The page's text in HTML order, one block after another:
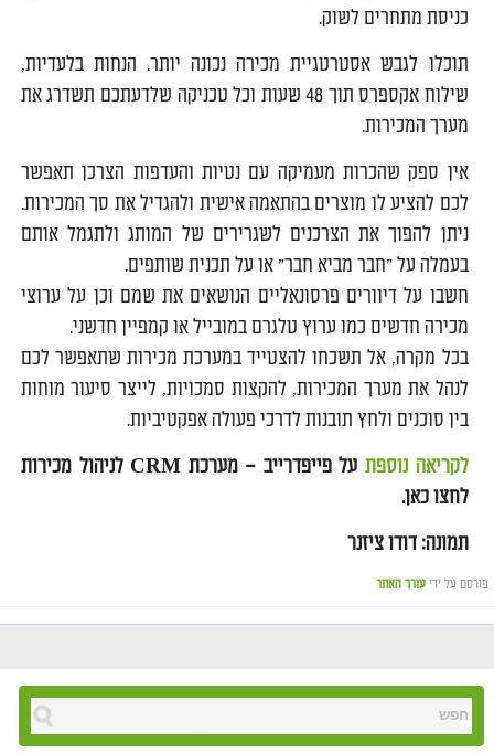
כניסת מתחרים לשוק.
תוכלו לגבש אסטרטגיית מכירה נכונה יותר. הנחות בלעדיות,
שילוח אקספרס תוך 48 שעות וכל טכניקה שלדעתכם תשדרג את
מערך המכירות.
אין ספק שהכרות מעמיקה עם נטיות והעדפות הצרכן תאפשר
לכם להציע לו מוצרים בהתאמה אישית ולהגדיל את סך המכירות.
ניתן להפוך את הצרכנים לשגרירים של המותג ולתגמל אותם
בעמלה על "חבר מביא חבר" או על תכנית שותפים.
חשבו על דיוורים פרסונאליים הנושאים את שמם וכן על ערוצי
מכירה חדשים כמו ערוץ טלגרם במובייל או קמפיין חדשני.
בכל מקרה, אל תשכחו להצטייד במערכת מכירות שתאפשר לכם
לנהל את מערך המכירות, להקצות סמכויות, לייצר סיעור מוחות
בין סוכנים ולחץ תובנות לדרכי פעולה אפקטיביות.
לקריאה נוספת
על פייפדרייב – מערכת CRM לניהול מכירות
לחצו כאן.
תמונה: דודו ציזנר
פורסם על ידי עורך האתר